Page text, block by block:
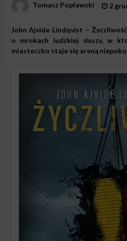
Tomasz Popławski 2
John Ajvide Lindqvist –
o mrokach ludzkiej duszy, w
miasteczko staje się areną